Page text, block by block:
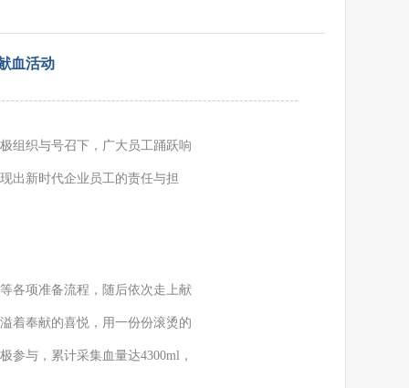
血活动
组织与号召下，广大员工踊跃响
出新时代企业员工的责任与担
各项准备流程，随后依次走上献
着奉献的喜悦，用一份份滚烫的
参与，累计采集血量达4300ml，